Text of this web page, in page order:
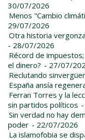
30/07/2026
Menos "Cambio
29/07/2026
Otra historia
- 28/07/2026
Récord de
el dinero? - 27/07/
Reclutando
España ansía
Ferran Torres y la
sin partidos políticos
Sin verdad no hay
poder - 22/07/2026
La islamofobia se